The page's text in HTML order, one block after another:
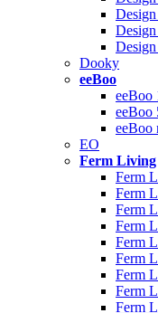
Dooky
eeBoo
eeBoo
eeBoo
eeBoo
EO
Ferm Living
Ferm
Ferm
Ferm
Ferm
Ferm
Ferm
Ferm
Ferm
Ferm